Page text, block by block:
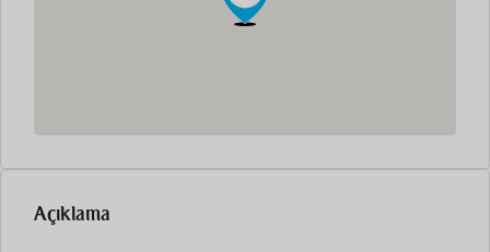
Açıklama